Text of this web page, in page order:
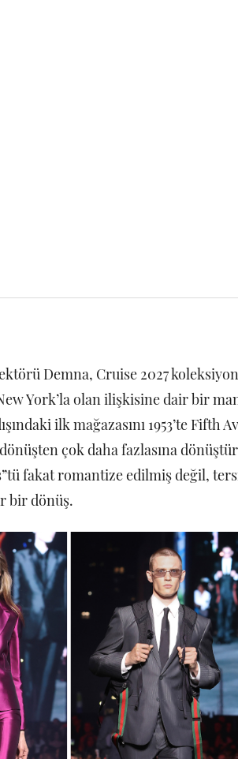
Demna, Cruise 2027
York’la olan ilişkisine dair bir
ilk mağazasını 1953’te Fifth
çok daha fazlasına
fakat romantize edilmiş değil,
bir dönüş.